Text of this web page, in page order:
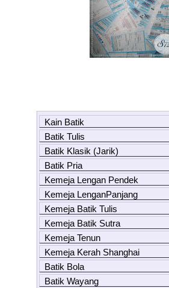
Kain Batik
Batik Tulis
Batik Klasik (Jarik)
Batik Pria
Kemeja Lengan Pendek
Kemeja LenganPanjang
Kemeja Batik Tulis
Kemeja Batik Sutra
Kemeja Tenun
Kemeja Kerah Shanghai
Batik Bola
Batik Wayang